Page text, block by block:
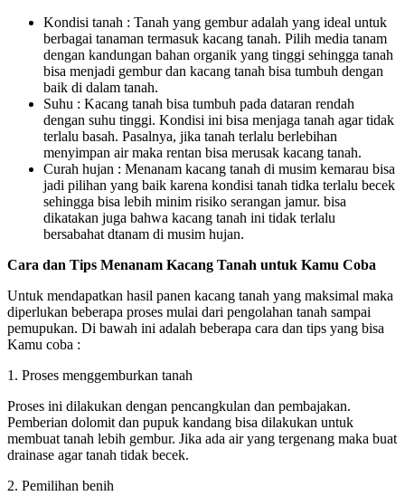
Kondisi tanah : Tanah yang gembur adalah yang ideal untuk
berbagai tanaman termasuk kacang tanah. Pilih media tanam
dengan kandungan bahan organik yang tinggi sehingga tanah
bisa menjadi gembur dan kacang tanah bisa tumbuh dengan
baik di dalam tanah.
Suhu : Kacang tanah bisa tumbuh pada dataran rendah
dengan suhu tinggi. Kondisi ini bisa menjaga tanah agar tidak
terlalu basah. Pasalnya, jika tanah terlalu berlebihan
menyimpan air maka rentan bisa merusak kacang tanah.
Curah hujan : Menanam kacang tanah di musim kemarau bisa
jadi pilihan yang baik karena kondisi tanah tidka terlalu becek
sehingga bisa lebih minim risiko serangan jamur. bisa
dikatakan juga bahwa kacang tanah ini tidak terlalu
bersabahat dtanam di musim hujan.
Cara dan Tips Menanam Kacang Tanah untuk Kamu Coba
Untuk mendapatkan hasil panen kacang tanah yang maksimal maka
diperlukan beberapa proses mulai dari pengolahan tanah sampai
pemupukan. Di bawah ini adalah beberapa cara dan tips yang bisa
Kamu coba :
1. Proses menggemburkan tanah
Proses ini dilakukan dengan pencangkulan dan pembajakan.
Pemberian dolomit dan pupuk kandang bisa dilakukan untuk
membuat tanah lebih gembur. Jika ada air yang tergenang maka buat
drainase agar tanah tidak becek.
2. Pemilihan benih